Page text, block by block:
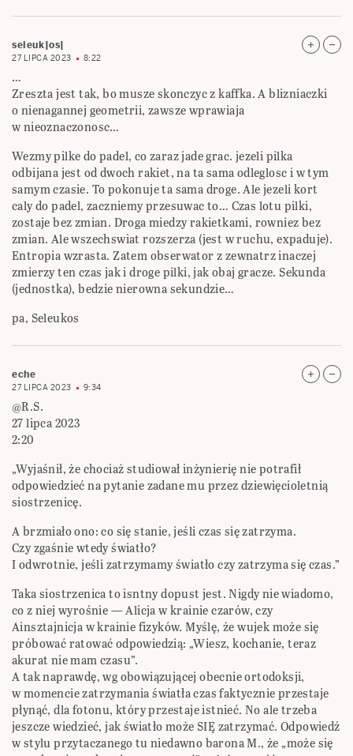
seleuk|os|
27 LIPCA 2023 8:22
…
Zreszta jest tak, bo musze skonczyc z kaffka. A blizniaczki
o nienagannej geometrii, zawsze wprawiaja
w nieoznaczonosc…
Wezmy pilke do padel, co zaraz jade grac. jezeli pilka
odbijana jest od dwoch rakiet, na ta sama odleglosc i w tym
samym czasie. To pokonuje ta sama droge. Ale jezeli kort
caly do padel, zaczniemy przesuwac to… Czas lotu pilki,
zostaje bez zmian. Droga miedzy rakietkami, rowniez bez
zmian. Ale wszechswiat rozszerza (jest w ruchu, expaduje).
Entropia wzrasta. Zatem obserwator z zewnatrz inaczej
zmierzy ten czas jak i droge pilki, jak obaj gracze. Sekunda
(jednostka), bedzie nierowna sekundzie…
pa, Seleukos
eche
27 LIPCA 2023 9:34
@R.S.
27 lipca 2023
2:20
„Wyjaśnił, że chociaż studiował inżynierię nie potrafił
odpowiedzieć na pytanie zadane mu przez dziewięcioletnią
siostrzenicę.
A brzmiało ono: co się stanie, jeśli czas się zatrzyma.
Czy zgaśnie wtedy światło?
I odwrotnie, jeśli zatrzymamy światło czy zatrzyma się czas.”
Taka siostrzenica to isntny dopust jest. Nigdy nie wiadomo,
co z niej wyrośnie — Alicja w krainie czarów, czy
Ainsztajnicja w krainie fizyków. Myślę, że wujek może się
próbować ratować odpowiedzią: „Wiesz, kochanie, teraz
akurat nie mam czasu”.
A tak naprawdę, wg obowiązującej obecnie ortodoksji,
w momencie zatrzymania światła czas faktycznie przestaje
płynąć, dla fotonu, który przestaje istnieć. No ale trzeba
jeszcze wiedzieć, jak światło może SIĘ zatrzymać. Odpowiedź
w stylu przytaczanego tu niedawno barona M., że „może się